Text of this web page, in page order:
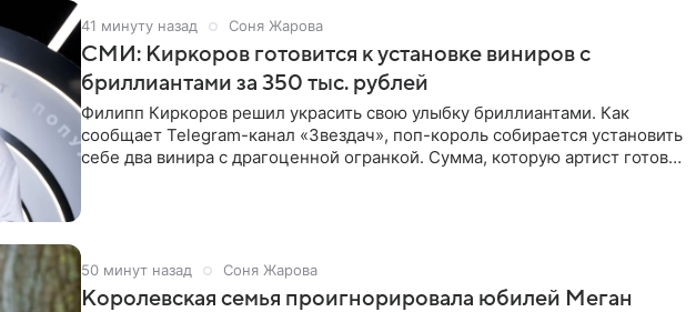
41 минуту назад Соня Жарова
СМИ: Киркоров готовится к установке виниров с
бриллиантами за 350 тыс. рублей
Филипп Киркоров решил украсить свою улыбку бриллиантами. Как
сообщает Telegram-канал «Звездач», поп-король собирается установить
себе два винира с драгоценной огранкой. Сумма, которую артист готов
50 минут назад Соня Жарова
Королевская семья проигнорировала юбилей Меган